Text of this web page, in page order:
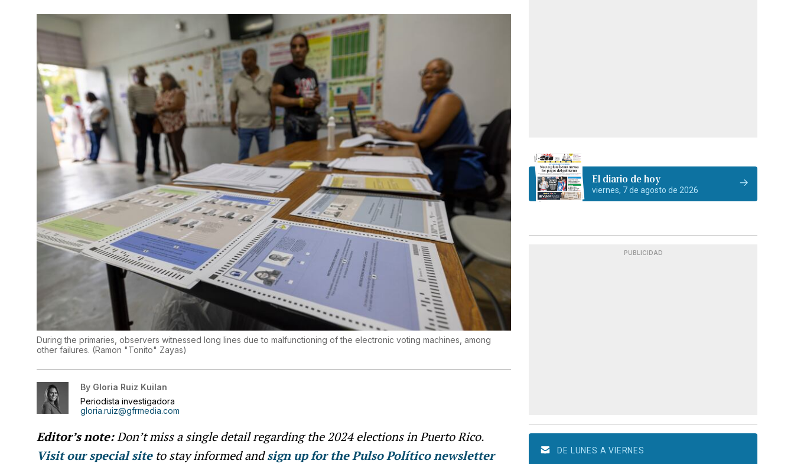
During the primaries, observers witnessed long lines due to malfunctioning of the electronic voting machines, among
other failures. (Ramon "Tonito" Zayas)
By Gloria Ruiz Kuilan
Periodista investigadora
gloria.ruiz@gfrmedia.com
Editor’s note:Don’t miss a single detail regarding the 2024 elections in Puerto Rico.
Visit our special siteto stay informed andsign up for the Pulso Político newsletter
El diario de hoy
viernes, 7 de agosto de 2026
PUBLICIDAD
DE LUNES A VIERNES